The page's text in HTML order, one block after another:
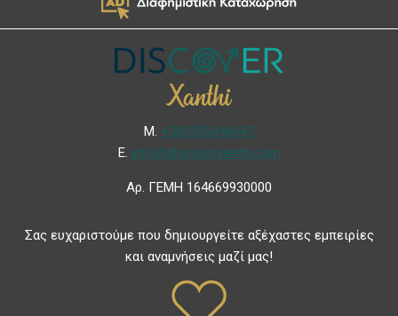
Μ. +306936846647
Ε. info@discoverxanthi.com
Αρ. ΓΕΜΗ 164669930000
Σας ευχαριστούμε που δημιουργείτε αξέχαστες εμπειρίες
και αναμνήσεις μαζί μας!